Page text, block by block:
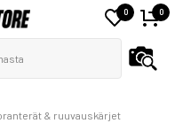
0 0
& ruuvauskärjet